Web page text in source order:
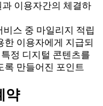
이용자간의 체결하
스 중 마일리지 적립
한 이용자에게 지급되
정 디지털 콘텐츠를
록 만들어진 포인트
약